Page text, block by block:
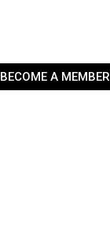
BECOME A MEMBER